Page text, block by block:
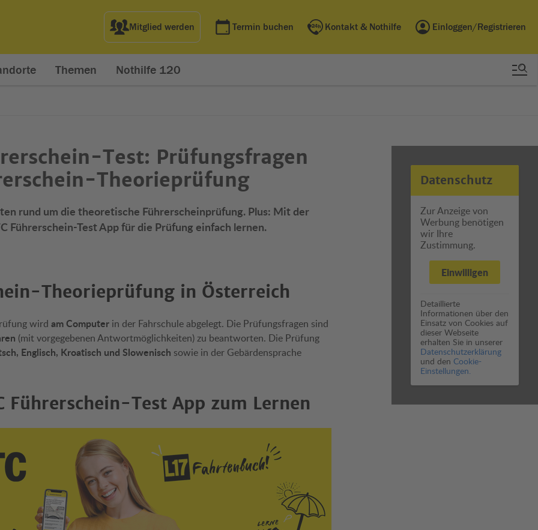
Mitglied werden Termin buchen Kontakt & Nothilfe Einloggen/Registrieren
Themen Nothilfe 120
Datenschutz
Zur Anzeige von
Werbung benötigen
wir Ihre
Zustimmung.
Einwilligen
Detaillierte
Informationen über den
Einsatz von Cookies auf
dieser Webseite
erhalten Sie in unserer
Datenschutzerklärung
und den Cookie-
Einstellungen.
Test: Prüfungsfragen
Theorieprüfung
rund um die theoretische Führerscheinprüfung. Plus: Mit der
Führerschein-Test App für die Prüfung einfach lernen.
Theorieprüfung in Österreich
wird am Computer in der Fahrschule abgelegt. Die Prüfungsfragen sind
(mit vorgegebenen Antwortmöglichkeiten) zu beantworten. Die Prüfung
Englisch, Kroatisch und Slowenisch sowie in der Gebärdensprache
Führerschein-Test App zum Lernen